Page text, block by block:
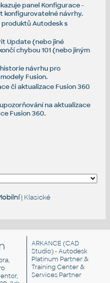
panel Konfigurace -
konfigurovatelné návrhy.
Autodesk s
Update (nebo jiné
chybou 101 (nebo jiným
návrhu pro
Fusion.
či aktualizace Fusion 360
na aktualizace
Fusion 360.
| Klasické
ARKANCE (CAD
Studio) - Autodesk
Platinum Partner &
Training Center &
Services Partner